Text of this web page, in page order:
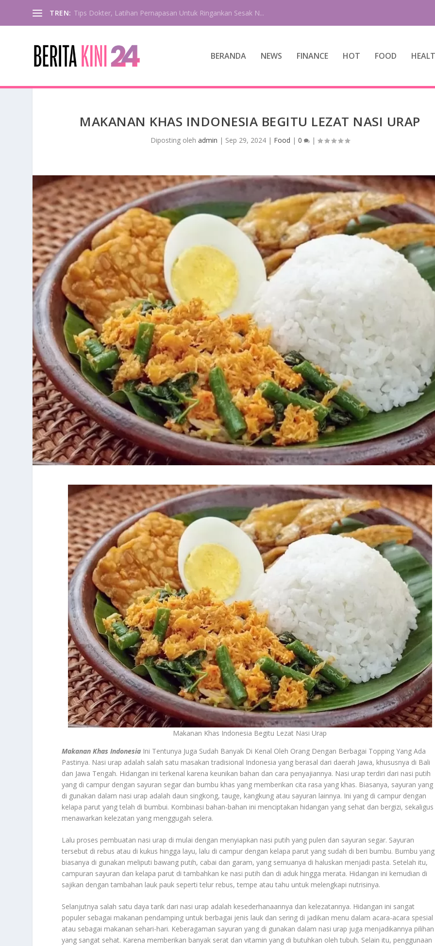
TREN: Hidangan Populer Pangsit Di Negara Asia
BERANDA NEWS FINANCE HOT FOOD
MAKANAN KHAS INDONESIA BEGITU LEZAT NASI URAP
Diposting oleh admin | Sep 29, 2024| Food | 0 |
Makanan Khas Indonesia Begitu Lezat Nasi Urap
Makanan Khas Indonesia Ini Tentunya Juga Sudah Banyak Di Kenal Oleh Orang Dengan Berbagai Topping Yang Ada
Pastinya. Nasi urap adalah salah satu masakan tradisional Indonesia yang berasal dari daerah Jawa, khususnya di Bali
dan Jawa Tengah. Hidangan ini terkenal karena keunikan bahan dan cara penyajiannya. Nasi urap terdiri dari nasi putih
yang di campur dengan sayuran segar dan bumbu khas yang memberikan cita rasa yang khas. Biasanya, sayuran yang
di gunakan dalam nasi urap adalah daun singkong, tauge, kangkung atau sayuran lainnya. Ini yang di campur dengan
kelapa parut yang telah di bumbui. Kombinasi bahan-bahan ini menciptakan hidangan yang sehat dan bergizi, sekaligus
menawarkan kelezatan yang menggugah selera.
Lalu proses pembuatan nasi urap di mulai dengan menyiapkan nasi putih yang pulen dan sayuran segar. Sayuran
tersebut di rebus atau di kukus hingga layu, lalu di campur dengan kelapa parut yang sudah di beri bumbu. Bumbu yang
biasanya di gunakan meliputi bawang putih, cabai dan garam, yang semuanya di haluskan menjadi pasta. Setelah itu,
campuran sayuran dan kelapa parut di tambahkan ke nasi putih dan di aduk hingga merata. Hidangan ini kemudian di
sajikan dengan tambahan lauk pauk seperti telur rebus, tempe atau tahu untuk melengkapi nutrisinya.
Selanjutnya salah satu daya tarik dari nasi urap adalah kesederhanaannya dan kelezatannya. Hidangan ini sangat
populer sebagai makanan pendamping untuk berbagai jenis lauk dan sering di jadikan menu dalam acara-acara spesial
atau sebagai makanan sehari-hari. Keberagaman sayuran yang di gunakan dalam nasi urap juga menjadikannya pilihan
yang sangat sehat. Karena memberikan banyak serat dan vitamin yang di butuhkan oleh tubuh. Selain itu, penggunaan